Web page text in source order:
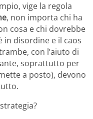
vige la regola
, non importa chi ha
cosa e chi dovrebbe
in disordine e il caos
con l’aiuto di
soprattutto per
a posto), devono